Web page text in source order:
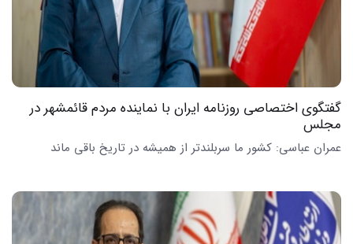
گفتگوی اختصاصی روزنامه ایران با نماینده مردم قائمشهر در
مجلس
عمران عباسی: کشور ما سربلندتر از همیشه در تاریخ باقی ماند